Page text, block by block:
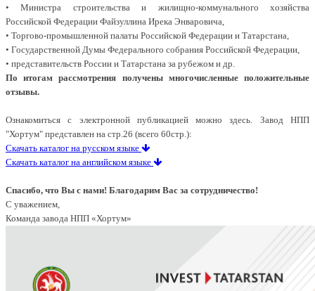
• Министра строительства и жилищно-коммунального хозяйства
Российской Федерации Файзуллина Ирека Энваровича,
• Торгово-промышленной палаты Российской Федерации и Татарстана,
• Государственной Думы Федерального собрания Российской Федерации,
• представительств России и Татарстана за рубежом и др.
По итогам рассмотрения получены многочисленные положительные
отзывы.
Ознакомиться с электронной публикацией можно здесь. Завод НПП
"Хортум" представлен на стр.26 (всего 60стр.):
Скачать каталог на русском языке
Скачать каталог на английском языке
Спасибо, что Вы с нами! Благодарим Вас за сотрудничество!
С уважением,
Команда завода НПП «Хортум»